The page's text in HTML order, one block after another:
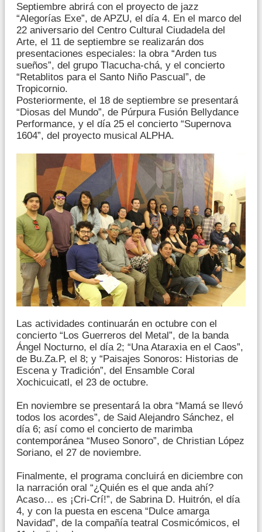
Septiembre abrirá con el proyecto de jazz
“Alegorías Exe”, de APZU, el día 4. En el marco del
22 aniversario del Centro Cultural Ciudadela del
Arte, el 11 de septiembre se realizarán dos
presentaciones especiales: la obra “Arden tus
sueños”, del grupo Tlacucha-chá, y el concierto
“Retablitos para el Santo Niño Pascual”, de
Tropicornio.
Posteriormente, el 18 de septiembre se presentará
“Diosas del Mundo”, de Púrpura Fusión Bellydance
Performance, y el día 25 el concierto “Supernova
1604”, del proyecto musical ALPHA.
Las actividades continuarán en octubre con el
concierto “Los Guerreros del Metal”, de la banda
Ángel Nocturno, el día 2; “Una Ataraxia en el Caos”,
de Bu.Za.P, el 8; y “Paisajes Sonoros: Historias de
Escena y Tradición”, del Ensamble Coral
Xochicuicatl, el 23 de octubre.
En noviembre se presentará la obra “Mamá se llevó
todos los acordes”, de Said Alejandro Sánchez, el
día 6; así como el concierto de marimba
contemporánea “Museo Sonoro”, de Christian López
Soriano, el 27 de noviembre.
Finalmente, el programa concluirá en diciembre con
la narración oral “¿Quién es el que anda ahí?
Acaso… es ¡Cri-Crí!”, de Sabrina D. Huitrón, el día
4, y con la puesta en escena “Dulce amarga
Navidad”, de la compañía teatral Cosmicómicos, el